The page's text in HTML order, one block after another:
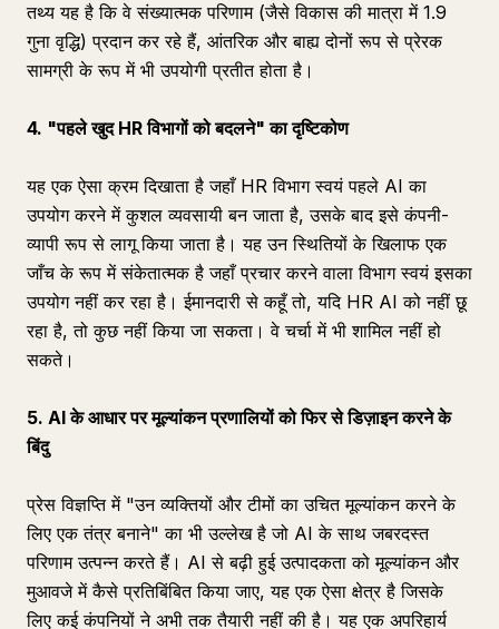
तथ्य यह है कि वे संख्यात्मक परिणाम (जैसे विकास की मात्रा में 1.9
गुना वृद्धि) प्रदान कर रहे हैं, आंतरिक और बाह्य दोनों रूप से प्रेरक
सामग्री के रूप में भी उपयोगी प्रतीत होता है।
4. "पहले खुद HR विभागों को बदलने" का दृष्टिकोण
यह एक ऐसा क्रम दिखाता है जहाँ HR विभाग स्वयं पहले AI का
उपयोग करने में कुशल व्यवसायी बन जाता है, उसके बाद इसे कंपनी-
व्यापी रूप से लागू किया जाता है। यह उन स्थितियों के खिलाफ एक
जाँच के रूप में संकेतात्मक है जहाँ प्रचार करने वाला विभाग स्वयं इसका
उपयोग नहीं कर रहा है। ईमानदारी से कहूँ तो, यदि HR AI को नहीं छू
रहा है, तो कुछ नहीं किया जा सकता। वे चर्चा में भी शामिल नहीं हो
सकते।
5. AI के आधार पर मूल्यांकन प्रणालियों को फिर से डिज़ाइन करने के
बिंदु
प्रेस विज्ञप्ति में "उन व्यक्तियों और टीमों का उचित मूल्यांकन करने के
लिए एक तंत्र बनाने" का भी उल्लेख है जो AI के साथ जबरदस्त
परिणाम उत्पन्न करते हैं। AI से बढ़ी हुई उत्पादकता को मूल्यांकन और
मुआवजे में कैसे प्रतिबिंबित किया जाए, यह एक ऐसा क्षेत्र है जिसके
लिए कई कंपनियों ने अभी तक तैयारी नहीं की है। यह एक अपरिहार्य